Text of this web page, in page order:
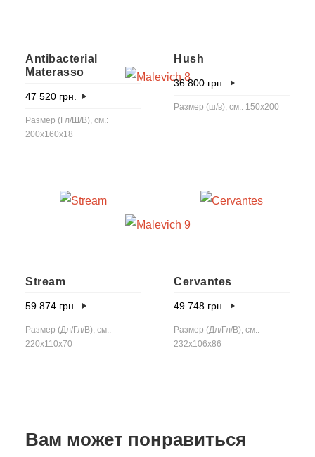
Antibacterial
Materasso
47 520 грн.
Размер (Гл/Ш/В), см.:
200x160x18
Hush
36 800 грн.
Размер (ш/в), см.: 150x200
Stream
59 874 грн.
Размер (Дл/Гл/В), см.:
220x110x70
Cervantes
49 748 грн.
Размер (Дл/Гл/В), см.:
232x106x86
Вам может понравиться